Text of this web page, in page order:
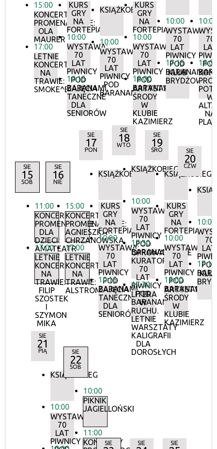
15:00
KONCERTY
PROMENADOWE:
OLA
MAURER
17:00
LETNIE
KONCERTY
NA
TRAWIE:
SMOKE^BLUES
KURS
GRY
NA
FORTEPIANIE
10:00
WYSTAWA:
70
LAT
PIWNICY
POD
BARANAMI
10:15
ZAJĘCIA
TANECZNE
DLA
SENIORÓW
KSIĄŻKOBIEG
10:00
WYSTAWA:
70
LAT
PIWNICY
POD
BARANAMI
KURS
GRY
NA
FORTEPIANIE
10:00
WYSTAWA:
70
LAT
PIWNICY
POD
BARANAMI
18:00
ARTYSTYCZNE
ŚRODY
W
KLUBIE
KAZIMIERZ
10:00
WYSTAWA:
70
LAT
PIWNICY
POD
BARANAMI
17:15
KLUB
BRYDŻOWY
10:00
70
LAT
18:00
W
NA
SIE
15
SOB
11:00
KONCERTY
PROMENADOWE
DLA
DZIECI:
AMATEATR
17:00
LETNIE
KONCERTY
NA
TRAWIE:
FILIP
SZOSTEK
I
SZYMON
MIKA
SIE
16
NIE
15:00
KONCERTY
PROMENADOWE:
AGNIESZKA
CHRZANOWSKA
17:00
LETNIE
KONCERTY
NA
TRAWIE:
ALSTROMERIE
SIE
17
PON
KSIĄŻKOBIEG
KURS
GRY
NA
FORTEPIANIE
10:00
WYSTAWA:
70
LAT
PIWNICY
POD
BARANAMI
10:15
ZAJĘCIA
TANECZNE
DLA
SENIORÓW
SIE
18
WTO
KSIĄŻKOBIEG
10:00
WYSTAWA:
70
LAT
PIWNICY
POD
BARANAMI
17:30
OPROWADZANIE
KURATORSKIE:
70
LAT
PIWNICY
POD
BARANAMI
17:30
LITERA
W
RUCHU.
LETNIE
WARSZTATY
KALIGRAFII
DLA
DOROSŁYCH
SIE
19
ŚRO
KSIĄŻKOBIEG
KURS
GRY
NA
FORTEPIANIE
10:00
WYSTAWA:
70
LAT
PIWNICY
POD
BARANAMI
18:00
ŚRODY
W
KLUBIE
KAZIMIERZ
SIE
20
CZW
10:00
70
LAT
POD
17:15
SIE
21
PIĄ
KSIĄŻKOBIEG
10:00
WYSTAWA:
70
LAT
PIWNICY
SIE
22
SOB
10:00
PIKNIK
JAGIELLOŃSKI
11:00
KONCERTY
SIE SIE SIE